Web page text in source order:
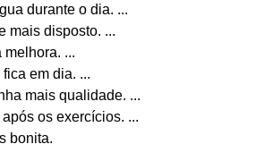
durante o dia. ...
mais disposto. ...
melhora. ...
em dia. ...
mais qualidade. ...
os exercícios. ...
bonita.